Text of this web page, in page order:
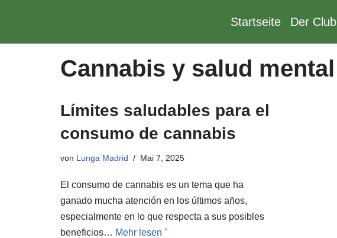
Startseite Der Club
Cannabis y salud mental
Límites saludables para el
consumo de cannabis
von Lunga Madrid Mai 7, 2025
El consumo de cannabis es un tema que ha
ganado mucha atención en los últimos años,
especialmente en lo que respecta a sus posibles
beneficios… Mehr lesen "